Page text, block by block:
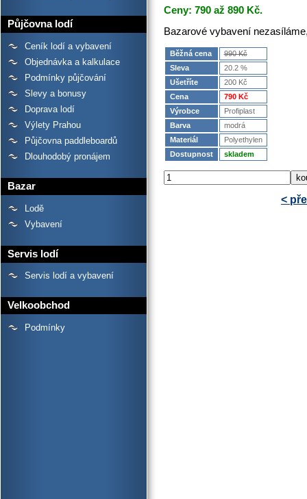
Půjčovna lodí
Ceník lodí a vybavení
Objednávka a kalkulace
Podmínky půjčování
Slevy a bonusy
Doprava lodí
Výlety Prahou
Půjčovna paddleboardů
Dlouhodobý pronájem
Bazar
Lodě
Vybavení
Servis lodí
Servis lodí a vybavení
Velkoobchod
Podmínky
Ceny: 790 až 890 Kč.
Bazarové vybavení
Běžná cena
990 Kč
Sleva
20.2 %
Ušetříte
200 Kč
Cena
790 Kč
Výrobce
Profiplast
Barva
modrá
Materiál
Polyethylen
Dostupnost
skladem
<